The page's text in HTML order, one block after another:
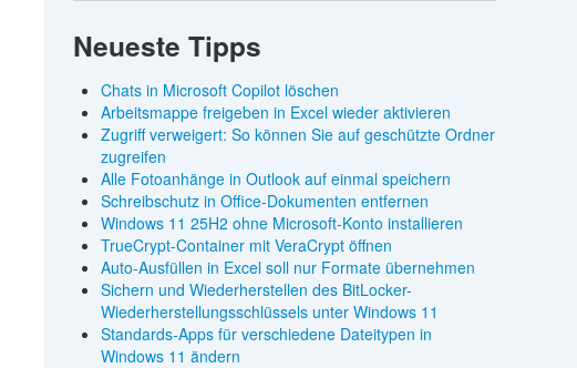
Neueste Tipps
Chats in Microsoft Copilot löschen
Arbeitsmappe freigeben in Excel wieder aktivieren
Zugriff verweigert: So können Sie auf geschützte Ordner
zugreifen
Alle Fotoanhänge in Outlook auf einmal speichern
Schreibschutz in Office-Dokumenten entfernen
Windows 11 25H2 ohne Microsoft-Konto installieren
TrueCrypt-Container mit VeraCrypt öffnen
Auto-Ausfüllen in Excel soll nur Formate übernehmen
Sichern und Wiederherstellen des BitLocker-
Wiederherstellungsschlüssels unter Windows 11
Standards-Apps für verschiedene Dateitypen in
Windows 11 ändern